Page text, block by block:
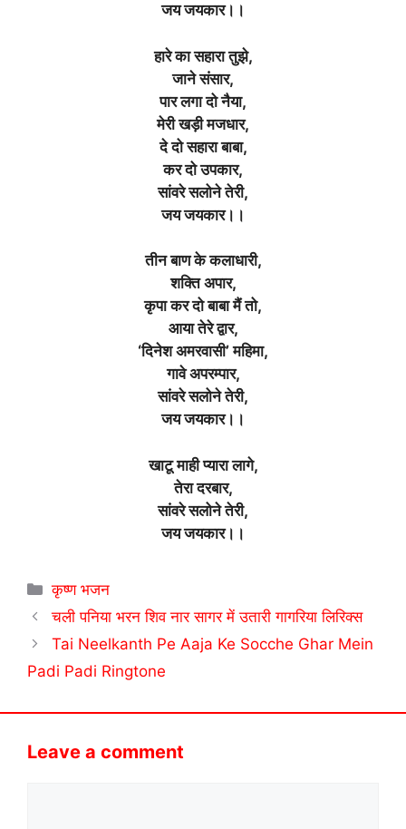
जय जयकार।।
हारे का सहारा तुझे,
जाने संसार,
पार लगा दो नैया,
मेरी खड़ी मजधार,
दे दो सहारा बाबा,
कर दो उपकार,
सांवरे सलोने तेरी,
जय जयकार।।
तीन बाण के कलाधारी,
शक्ति अपार,
कृपा कर दो बाबा मैं तो,
आया तेरे द्वार,
‘दिनेश अमरवासी’ महिमा,
गावे अपरम्पार,
सांवरे सलोने तेरी,
जय जयकार।।
खाटू माही प्यारा लागे,
तेरा दरबार,
सांवरे सलोने तेरी,
जय जयकार।।
Categories
कृष्ण भजन
चली पनिया भरन शिव नार सागर में उतारी गागरिया लिरिक्स
Tai Neelkanth Pe Aaja Ke Socche Ghar Mein
Padi Padi Ringtone
Leave a comment